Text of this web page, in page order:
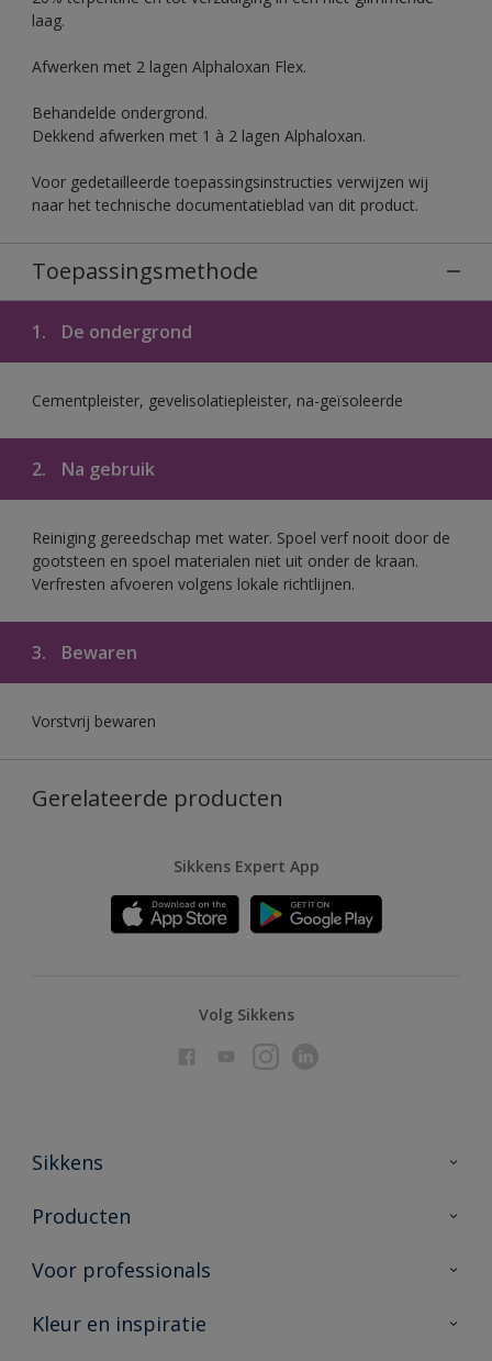
laag.
Afwerken met 2 lagen Alphaloxan Flex.
Behandelde ondergrond.
Dekkend afwerken met 1 à 2 lagen Alphaloxan.
Voor gedetailleerde toepassingsinstructies verwijzen wij
naar het technische documentatieblad van dit product.
Toepassingsmethode
1. De ondergrond
Cementpleister, gevelisolatiepleister, na-geïsoleerde
2. Na gebruik
Reiniging gereedschap met water. Spoel verf nooit door de
gootsteen en spoel materialen niet uit onder de kraan.
Verfresten afvoeren volgens lokale richtlijnen.
3. Bewaren
Vorstvrij bewaren
Gerelateerde producten
Sikkens Expert App
Volg Sikkens
Sikkens
Over Sikkens
Duurzaamheid
Producten
Producten voor binnen
Vind je verkooppunt
Voor professionals
Advies & service
Kleur en inspiratie